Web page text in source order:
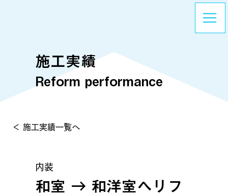
施工実績
Reform performance
＜ 施工実績一覧へ
内装
和室 → 和洋室へリフ